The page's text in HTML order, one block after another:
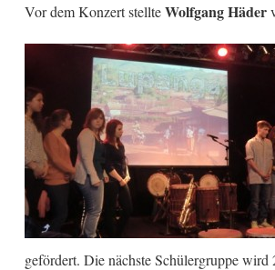
Vor dem Konzert stellteWolfgang Häder
gefördert. Die nächste Schülergruppe wird